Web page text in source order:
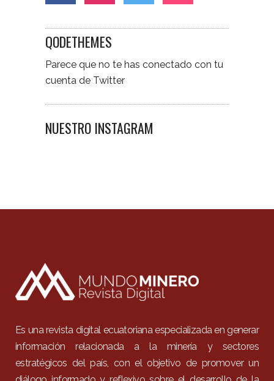
QODETHEMES
Parece que no te has conectado con tu
cuenta de Twitter
NUESTRO INSTAGRAM
Es una revista digital ecuatoriana especializada en generar
información relacionada a la minería y sectores
estratégicos del país, con el objetivo de promover un